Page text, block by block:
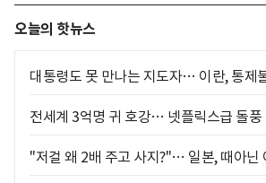
오늘의 핫뉴스
대통령도 못 만나는 지도자… 이란, 통제
전세계 3억명 귀 호강… 넷플릭스급 돌풍
"저걸 왜 2배 주고 사지?"… 일본, 때아닌